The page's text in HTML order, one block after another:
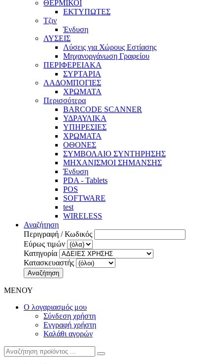
ΘΕΡΜΙΚΟΙ
ΕΚΤΥΠΩΤΕΣ
Τζιν
Ένδυση
ΛΥΣΕΙΣ
Λύσεις για Χώρους Εστίασης
Μηχανοργάνωση Γραφείου
ΠΕΡΙΦΕΡΕΙΑΚΑ
ΣΥΡΤΑΡΙΑ
ΛΑΔΟΜΠΟΓΙΕΣ
ΧΡΩΜΑΤΑ
Περισσότερα
BARCODE SCANNER
ΥΔΡΑΥΛΙΚΑ
ΥΠΗΡΕΣΙΕΣ
ΧΡΩΜΑΤΑ
ΟΘΟΝΕΣ
ΣΥΜΒΟΛΑΙΟ ΣΥΝΤΗΡΗΣΗΣ
ΜΗΧΑΝΙΣΜΟΙ ΣΗΜΑΝΣΗΣ
Ένδυση
PDA - Tablets
POS
SOFTWARE
test
WIRELESS
Αναζήτηση
Περιγραφή / Κωδικός
Εύρως τιμών
Κατηγορία
Κατασκευαστής
Αναζήτηση
ΜΕΝΟΥ
Ο λογαριασμός μου
Σύνδεση χρήστη
Εγγραφή χρήστη
Καλάθι αγορών